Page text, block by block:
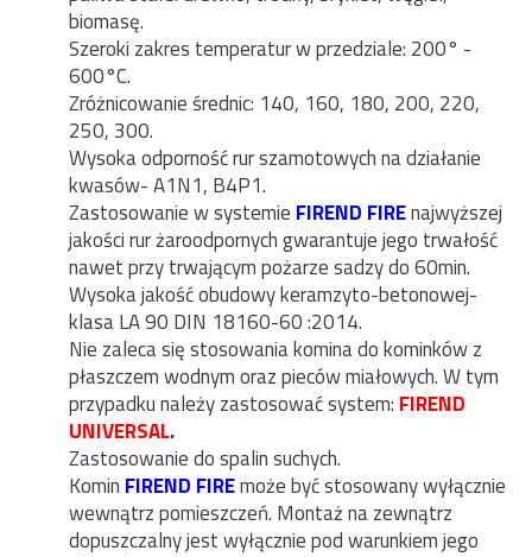
biomasę.
Szeroki zakres temperatur w przedziale: 200° -
600°C.
Zróżnicowanie średnic: 140, 160, 180, 200, 220,
250, 300.
Wysoka odporność rur szamotowych na działanie
kwasów- A1N1, B4P1.
Zastosowanie w systemie FIREND FIREnajwyższej
jakości rur żaroodpornych gwarantuje jego trwałość
nawet przy trwającym pożarze sadzy do 60min.
Wysoka jakość obudowy keramzyto-betonowej-
klasa LA 90 DIN 18160-60 :2014.
Nie zaleca się stosowania komina do kominków z
płaszczem wodnym oraz pieców miałowych. W tym
przypadku należy zastosować system: FIREND
UNIVERSAL.
Zastosowanie do spalin suchych.
Komin FIREND FIREmoże być stosowany wyłącznie
wewnątrz pomieszczeń. Montaż na zewnątrz
dopuszczalny jest wyłącznie pod warunkiem jego